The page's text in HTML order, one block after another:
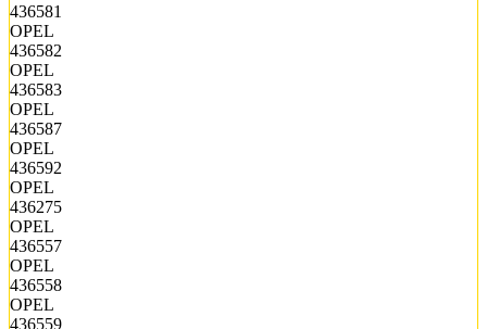
436581
OPEL
436582
OPEL
436583
OPEL
436587
OPEL
436592
OPEL
436275
OPEL
436557
OPEL
436558
OPEL
436559